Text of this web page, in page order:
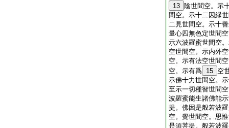
13 陰世間空。示
間空。示十二因縁
二見世間空。示十
量心四無色定世間
示六波羅蜜世間空
空世間空。示内外
空。示有法空世間
空。示有爲 15 空
示佛十力世間空。
至示一切種智世間
波羅蜜能生諸佛能
提。佛因是般若波
空。覺世間空。思
是須菩提。般若波